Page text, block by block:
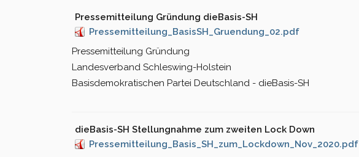
Pressemitteilung Gründung dieBasis-SH
Pressemitteilung_BasisSH_Gruendung_02.pdf
Pressemitteilung Gründung
Landesverband Schleswing-Holstein
Basisdemokratischen Partei Deutschland - dieBasis-SH
dieBasis-SH Stellungnahme zum zweiten Lock Down
Pressemitteilung_Basis_SH_zum_Lockdown_Nov_2020.pdf